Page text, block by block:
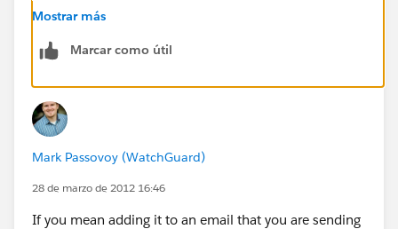
Mostrar más
Marcar como útil
Mark Passovoy (WatchGuard)
28 de marzo de 2012 16:46
If you mean adding it to an email that you are sending